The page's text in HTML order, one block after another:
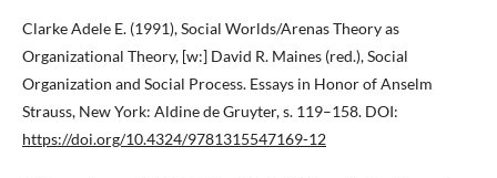
Clarke Adele E. (1991), Social Worlds/Arenas Theory as
Organizational Theory, [w:] David R. Maines (red.), Social
Organization and Social Process. Essays in Honor of Anselm
Strauss, New York: Aldine de Gruyter, s. 119–158. DOI:
https://doi.org/10.4324/9781315547169-12